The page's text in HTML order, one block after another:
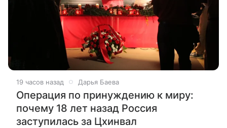
19 часов назад Дарья Баева
Операция по принуждению к миру:
почему 18 лет назад Россия
заступилась за Цхинвал